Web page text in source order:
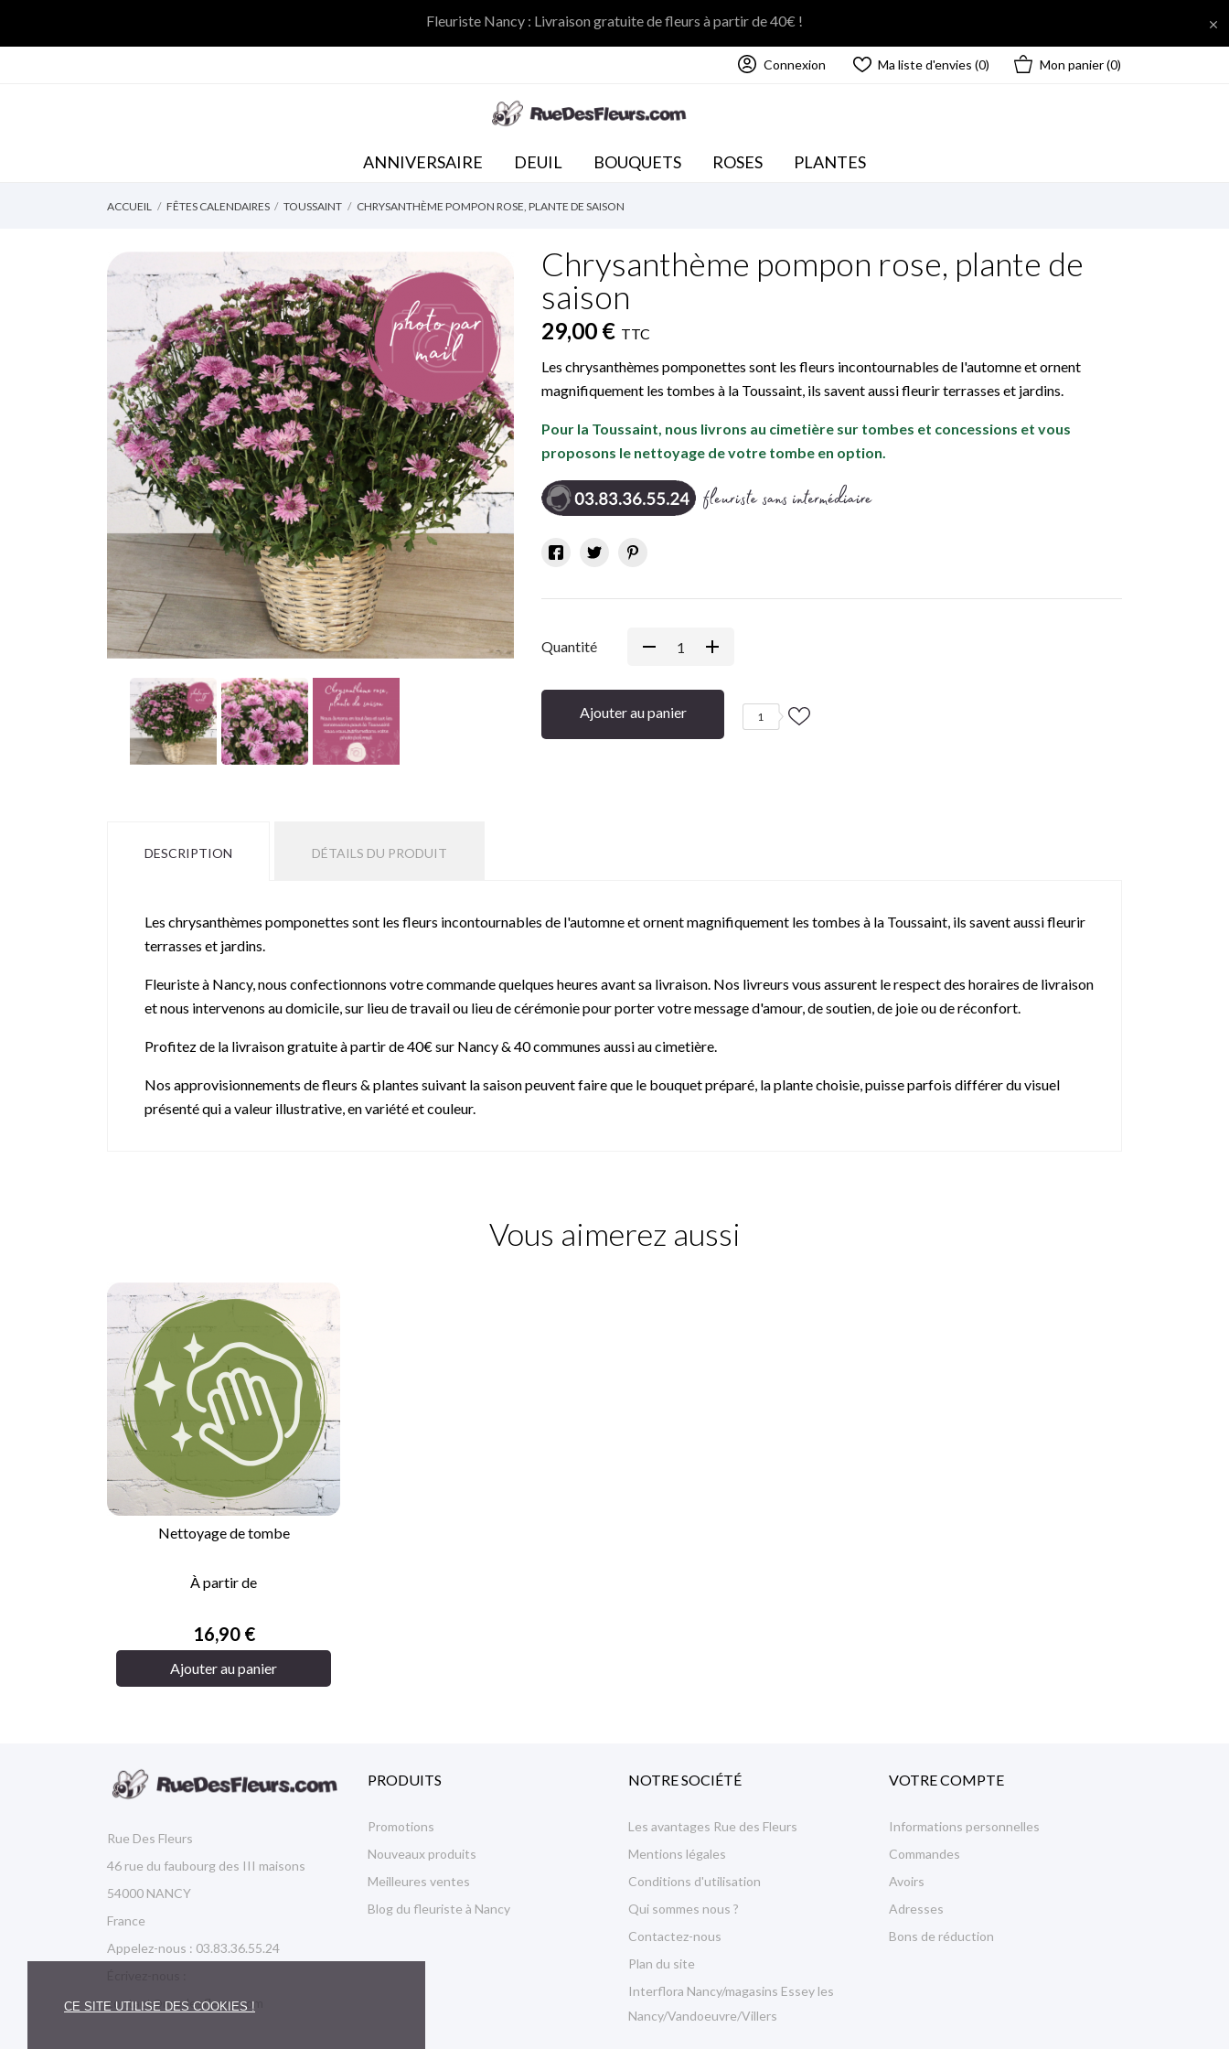
CE SITE UTILISE DES COOKIES !
Fleuriste Nancy : Livraison gratuite de fleurs à partir de 40€ ! 
Connexion Ma liste d'envies (0) Mon panier(0)
ANNIVERSAIRE DEUIL BOUQUETS ROSES PLANTES
ACCUEIL FÊTES CALENDAIRES TOUSSAINT CHRYSANTHÈME POMPON ROSE, PLANTE DE SAISON
Chrysanthème pompon rose, plante de
saison
29,00 € TTC
Les chrysanthèmes pomponettes sont les fleurs incontournables de l'automne et ornent
magnifiquement les tombes à la Toussaint, ils savent aussi fleurir terrasses et jardins.
Pour la Toussaint, nous livrons au cimetière sur tombes et concessions et vous
proposons le nettoyage de votre tombe en option.
Quantité
Ajouter au panier 1
DESCRIPTION DÉTAILS DU PRODUIT
Les chrysanthèmes pomponettes sont les fleurs incontournables de l'automne et ornent magnifiquement les tombes à la Toussaint, ils savent aussi fleurir
terrasses et jardins.
Fleuriste à Nancy, nous confectionnons votre commande quelques heures avant sa livraison. Nos livreurs vous assurent le respect des horaires de livraison
et nous intervenons au domicile, sur lieu de travail ou lieu de cérémonie pour porter votre message d'amour, de soutien, de joie ou de réconfort.
Profitez de la livraison gratuite à partir de 40€ sur Nancy & 40 communes aussi au cimetière.
Nos approvisionnements de fleurs & plantes suivant la saison peuvent faire que le bouquet préparé, la plante choisie, puisse parfois différer du visuel
présenté qui a valeur illustrative, en variété et couleur.
Vous aimerez aussi
Nettoyage de tombe
À partir de
Prix
16,90 €
Ajouter au panier
Rue Des Fleurs
46 rue du faubourg des III maisons
54000 NANCY
France
Appelez-nous : 03.83.36.55.24
contact@ruedesfleurs.com
PRODUITS
Promotions
Nouveaux produits
Meilleures ventes
Blog du fleuriste à Nancy
NOTRE SOCIÉTÉ
Les avantages Rue des Fleurs
Mentions légales
Conditions d'utilisation
Qui sommes nous ?
Contactez-nous
Plan du site
Interflora Nancy/magasins Essey les
Nancy/Vandoeuvre/Villers
VOTRE COMPTE
Informations personnelles
Commandes
Avoirs
Adresses
Bons de réduction